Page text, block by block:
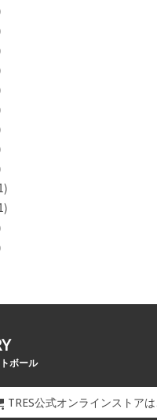
ボール
TRES公式オンラインストア